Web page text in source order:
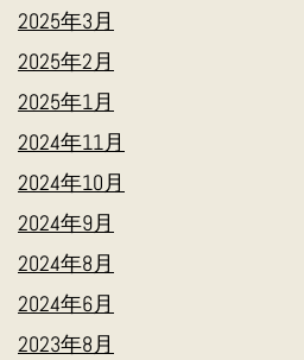
2025年3月
2025年2月
2025年1月
2024年11月
2024年10月
2024年9月
2024年8月
2024年6月
2023年8月